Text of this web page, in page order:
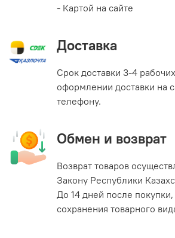
- Картой на сайте
Доставка
Срок доставки 3-4
оформлении доставки на
телефону.
Обмен и возврат
Возврат товаров
Закону Республики
До 14 дней после
сохранения товарного